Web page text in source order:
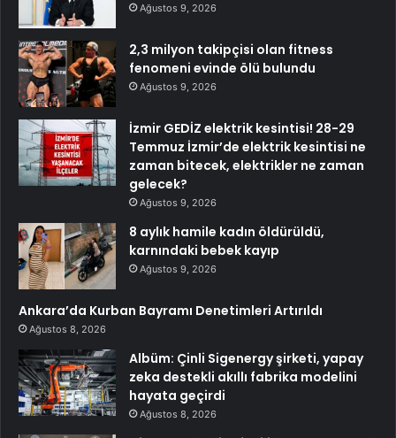
Ağustos 9, 2026
2,3 milyon takipçisi olan fitness
fenomeni evinde ölü bulundu
Ağustos 9, 2026
İzmir GEDİZ elektrik kesintisi! 28-29
Temmuz İzmir’de elektrik kesintisi ne
zaman bitecek, elektrikler ne zaman
gelecek?
Ağustos 9, 2026
8 aylık hamile kadın öldürüldü,
karnındaki bebek kayıp
Ağustos 9, 2026
Ankara’da Kurban Bayramı Denetimleri Artırıldı
Ağustos 8, 2026
Albüm: Çinli Sigenergy şirketi, yapay
zeka destekli akıllı fabrika modelini
hayata geçirdi
Ağustos 8, 2026